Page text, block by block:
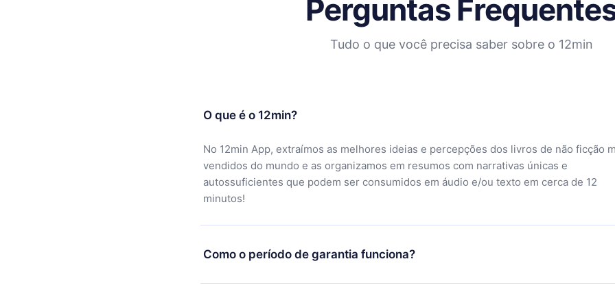
desenvolvimento da ciência planetária ... Como cientista
contribuições seminais para o estudo de atmosferas
antigos "). Ele também foi um destinatário da Medalha bem-
Sciences.Dr. Sagan foi eleito Presidente da Divisão de
Ciências Planetárias da Sociedade Astronômica Americana,
Presidente da Secção Planetologia da União Geofísica
Associação Americana para o Avanço da Ciência. Por doze
anos ele era o editor-chefe de Ícaro, a revista líder profissional
dedicada à investigação planetária. Ele foi co-fundador e
presidente da Sociedade Planetária, uma organização de
Perguntas
Tudo o que você precisa saber sobre o 12min
O que é o 12min?
No 12min App, extraímos as melhores ideias e percepções dos livros de não ficção
vendidos do mundo e as organizamos em resumos com narrativas únicas e
autossuficientes que podem ser consumidos em áudio e/ou texto em cerca de 12
minutos!
Como o período de garantia funciona?
Você pode baixar nosso aplicativo e começar a aproveitar nossa biblioteca. Se por